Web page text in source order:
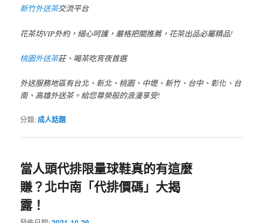
新竹外送茶交流平台
花茶坊VIP外約，細心呵護，嚴格把關推薦，花茶出品必屬精品!
桃園外送茶莊、喝茶吃宵夜首選
外送服務地區有台北、新北、桃園、中壢、新竹、台中、彰化、台
南、高雄外送茶。給您尊榮般的浪漫享受!
分類:成人話題
當人頭代排限量球鞋真的有這麼
賺？北中南「代排價碼」大揭
露！